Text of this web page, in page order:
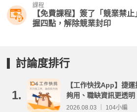
課程
【免費課程】簽了「競業禁
握四點，解除競業封印
討論度排行
1.
【工作快找App】捷
夠用、職缺資訊更透
2026.08.03 ｜ 104小編